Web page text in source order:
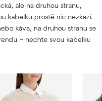
ale na druhou stranu,
kabelku prostě nic nezkazí.
káva, na druhou stranu se
– nechte svou kabelku